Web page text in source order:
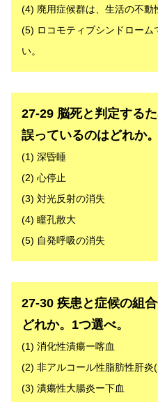
(4) 廃用症候群は、生活の不動
(5) ロコモティブシンドロー
い。
解答
27-29 脳死と判定する
誤っているのはどれか。
(1) 深昏睡
(2) 心停止
(3) 対光反射の消失
(4) 瞳孔散大
(5) 自発呼吸の消失
解答
27-30 疾患と症候の組
どれか。1つ選べ。
(1) 消化性潰瘍ー喀血
(2) 非アルコール性脂肪性肝炎
(3) 潰瘍性大腸炎ー下血